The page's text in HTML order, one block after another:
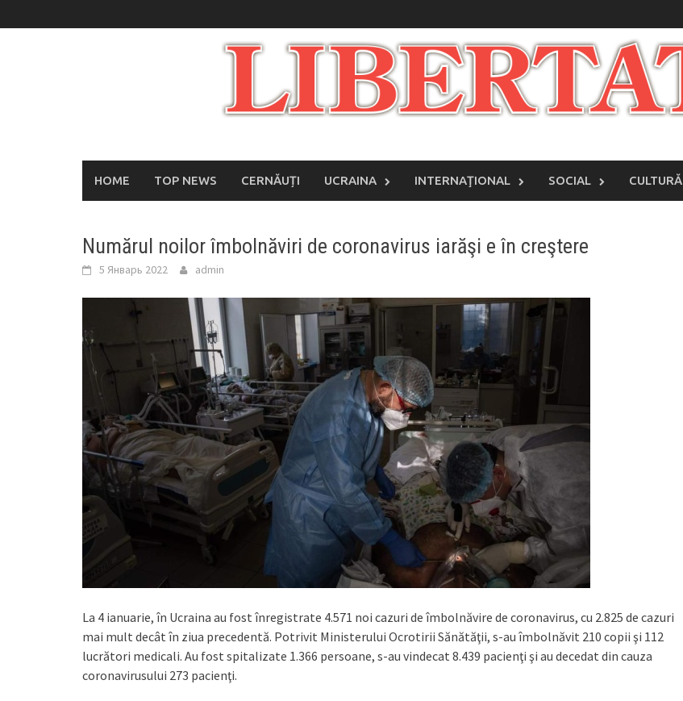
to
HOME TOP NEWS CERNĂUȚI UCRAINA INTERNAŢIONAL SOCIAL CULTURĂ
Numărul noilor îmbolnăviri de coronavirus iarăşi e în creştere
5 Январь 2022 admin
La 4 ianuarie, în Ucraina au fost înregistrate 4.571 noi cazuri de îmbolnăvire de coronavirus, cu 2.825 de cazuri
mai mult decât în ziua precedentă. Potrivit Ministerului Ocrotirii Sănătăţii, s-au îmbolnăvit 210 copii şi 112
lucrători medicali. Au fost spitalizate 1.366 persoane, s-au vindecat 8.439 pacienţi şi au decedat din cauza
coronavirusului 273 pacienţi.